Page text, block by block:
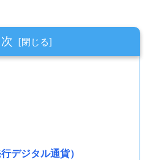
デジタル通貨）